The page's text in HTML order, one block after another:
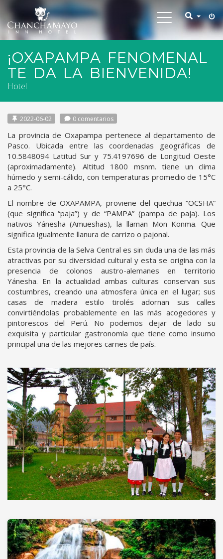
Toggle
navigation
¡OXAPAMPA FENOMENAL
TE DA LA BIENVENIDA!
Hotel
2022-06-02 0 comentarios
La provincia de Oxapampa pertenece al departamento de
Pasco. Ubicada entre las coordenadas geográficas de
10.5848094 Latitud Sur y 75.4197696 de Longitud Oeste
(aproximadamente). Altitud 1800 msnm. tiene un clima
húmedo y semi-cálido, con temperaturas promedio de 15°C
a 25°C.
El nombre de OXAPAMPA, proviene del quechua “OCSHA”
(que significa “paja”) y de “PAMPA” (pampa de paja). Los
nativos Yánesha (Amueshas), la llaman Mon Konma. Que
significa igualmente llanura de carrizo o pajonal.
Esta provincia de la Selva Central es sin duda una de las más
atractivas por su diversidad cultural y esta se origina con la
presencia de colonos austro-alemanes en territorio
Yánesha. En la actualidad ambas culturas conservan sus
costumbres, creando una atmosfera única en el lugar; sus
casas de madera estilo tirolés adornan sus calles
convirtiéndolas probablemente en las más acogedores y
pintorescos del Perú. No podemos dejar de lado su
exquisita y particular gastronomía que tiene como insumo
principal una de las mejores carnes de país.